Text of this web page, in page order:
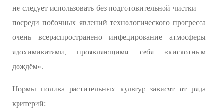
не следует использовать без подготовительной чистки —
посреди побочных явлений технологического прогресса
очень всераспространено инфецирование атмосферы
ядохимикатами, проявляющими себя «кислотным
дождём».
Нормы полива растительных культур зависят от ряда
критерий: